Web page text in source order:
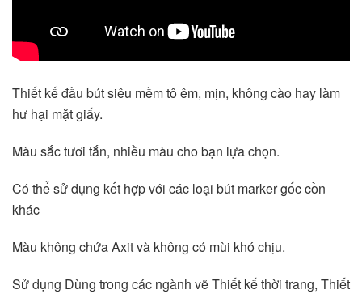
Thiết kế đầu bút siêu mềm tô êm, mịn, không cào hay làm
hư hại mặt giấy.
Màu sắc tươi tắn, nhiều màu cho bạn lựa chọn.
Có thể sử dụng kết hợp với các loại bút marker gốc cồn
khác
Màu không chứa Axit và không có mùi khó chịu.
Sử dụng Dùng trong các ngành vẽ Thiết kế thời trang, Thiết